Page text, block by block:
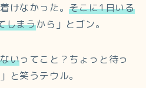
けなかった。そこに1日いる
しまうから」とゴン。
いってこと？ちょっと待っ
と笑うテウル。